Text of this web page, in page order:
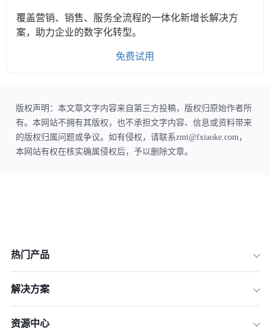
覆盖营销、销售、服务全流程的一体化新增长解决方
案，助力企业的数字化转型。
免费试用
版权声明：本文章文字内容来自第三方投稿，版权归原始作者所
有。本网站不拥有其版权，也不承担文字内容、信息或资料带来
的版权归属问题或争议。如有侵权，请联系zmt@fxiaoke.com，
本网站有权在核实确属侵权后，予以删除文章。
热门产品
解决方案
资源中心